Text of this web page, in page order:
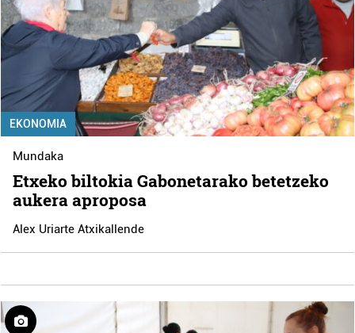
EKONOMIA
Mundaka
Etxeko biltokia Gabonetarako betetzeko
aukera aproposa
Alex Uriarte Atxikallende